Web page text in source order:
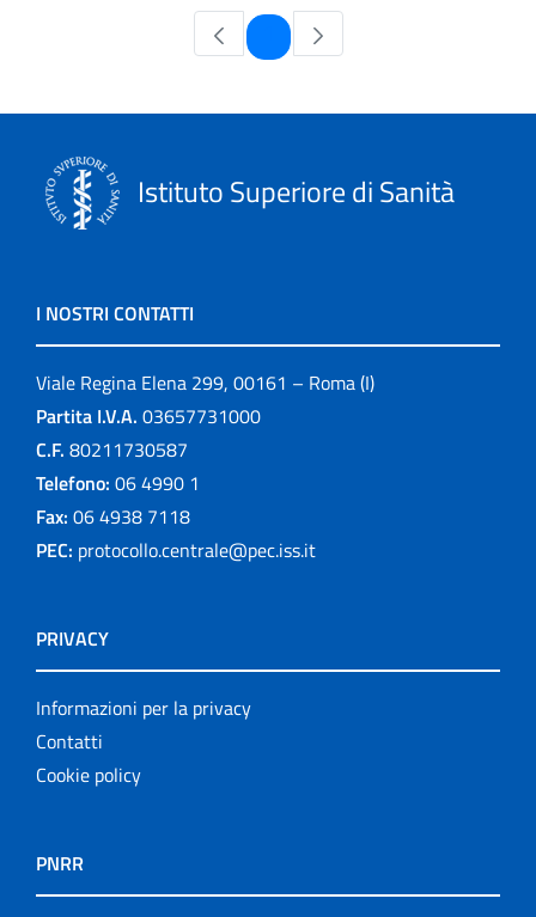
Pagina
Istituto Superiore di Sanità
I NOSTRI CONTATTI
Viale Regina Elena 299, 00161 – Roma (I)
Partita I.V.A. 03657731000
C.F. 80211730587
Telefono: 06 4990 1
Fax: 06 4938 7118
PEC: protocollo.centrale@pec.iss.it
PRIVACY
Informazioni per la privacy
Contatti
Cookie policy
PNRR